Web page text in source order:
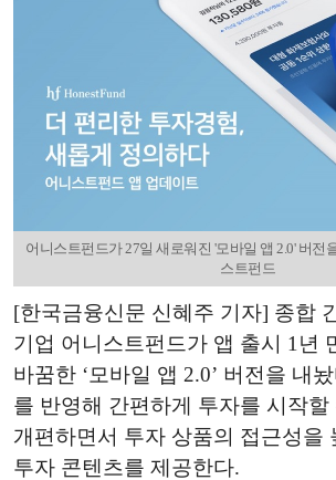
어니스트펀드가 27일 새로워진 '모바일 앱 2.0' 버전
스트펀드
[한국금융신문 신혜주 기자] 종합
기업 어니스트펀드가 앱 출시 1년
바꿈한 ‘모바일 앱 2.0’ 버전을 내
를 반영해 간편하게 투자를 시작할
개편하면서 투자 상품의 접근성을
투자 콘텐츠를 제공한다.